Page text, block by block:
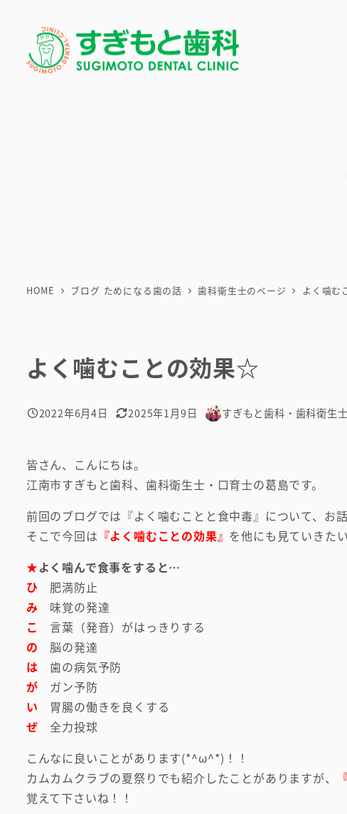
HOME ブログ ためになる歯の話 歯科衛生士のページ よく噛む
よく噛むことの効果☆
投稿日
2022年6月4日
更新日
2025年1月9日
著
すぎもと歯科・歯科衛生士
皆さん、こんにちは。
江南市すぎもと歯科、歯科衛生士・口育士の葛島です。
前回のブログでは『よく噛むことと食中毒』について、お
そこで今回は 『よく噛むことの効果』 を他にも見ていきた
★よく噛んで食事をすると…
ひ 肥満防止
み 味覚の発達
こ
言葉（発音）がはっきりする
の 脳の発達
は 歯の病気予防
が ガン予防
い 胃腸の働きを良くする
ぜ 全力投球
こんなに良いことがあります(*^ω^*)！！
カムカムクラブの夏祭りでも紹介したことがありますが、
覚えて下さいね！！